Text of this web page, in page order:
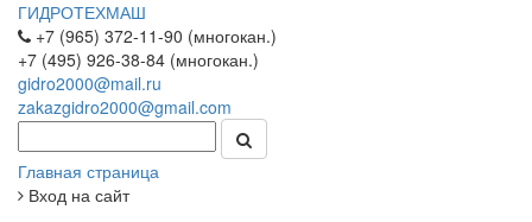
ГИДРОТЕХМАШ
+7 (965) 372-11-90 (многокан.)
+7 (495) 926-38-84 (многокан.)
gidro2000@mail.ru
zakazgidro2000@gmail.com
Главная страница
Вход на сайт